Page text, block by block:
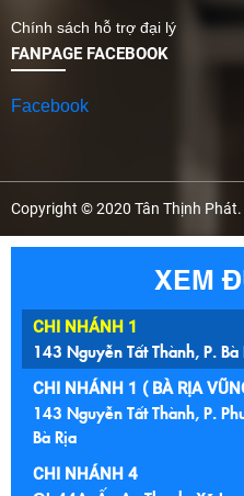
Chính sách hỗ trợ đại lý
FANPAGE FACEBOOK
Facebook
Copyright © 2020 Tân Thịnh Phát.
XEM
CHI NHÁNH 1
143 Nguyễn Tất Thành, P. Bà
CHI NHÁNH 1 ( BÀ RỊA
143 Nguyễn Tất Thành, P.
Bà Rịa
CHI NHÁNH 4